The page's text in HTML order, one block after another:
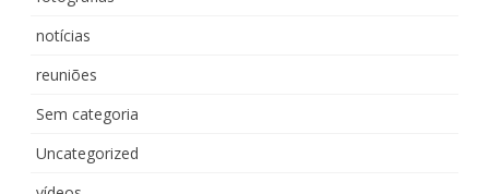
notícias
reuniões
Sem categoria
Uncategorized